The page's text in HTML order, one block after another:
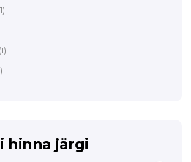
(1)
hinna järgi